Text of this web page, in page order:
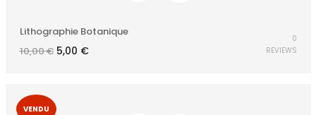
Lithographie Botanique
10,00€ Le
prix
5,00 €Le
prix
0
REVIEWS
VENDU